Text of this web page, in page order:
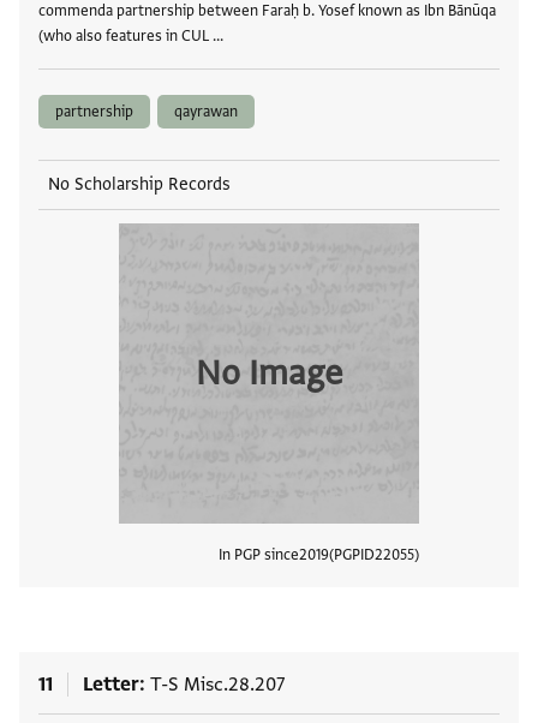
commenda partnership between Faraḥ b. Yosef known as Ibn Bānūqa
(who also features in CUL …
partnership qayrawan
No Scholarship Records
No Image
In PGP since2019 PGPID22055
11 Letter T-S Misc.28.207